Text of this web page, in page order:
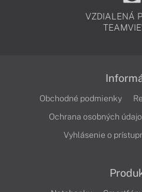
VZDIALENÁ
Obchodné podmienky
Ochrana osobných
Vyhlásenie o